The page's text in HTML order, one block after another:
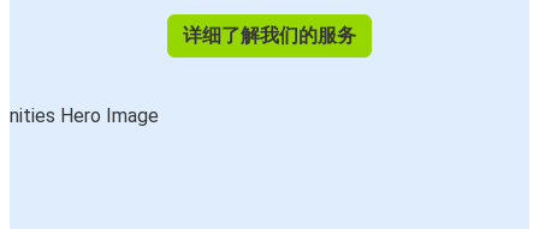
详细了解我们的服务